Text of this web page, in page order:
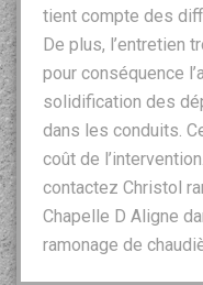
tient compte des
De plus, l’entretien
pour conséquence
solidification des
dans les conduits.
coût de
contactez Christol
Chapelle D Aligne
ramonage de